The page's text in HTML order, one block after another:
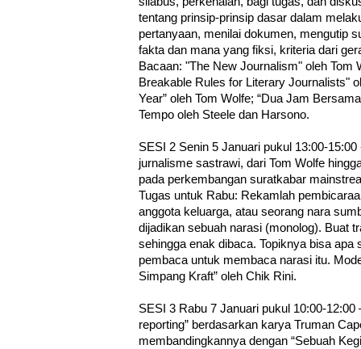
tentang prinsip-prinsip dasar dalam
pertanyaan, menilai dokumen, mengutip
fakta dan mana yang fiksi, kriteria dari
Bacaan: "The New Journalism" oleh Tom
Breakable Rules for Literary Journalists"
Year” oleh Tom Wolfe; “Dua Jam
Tempo oleh Steele dan Harsono.
SESI 2 Senin 5 Januari pukul 13:00-
jurnalisme sastrawi, dari Tom Wolfe
pada perkembangan suratkabar
Tugas untuk Rabu: Rekamlah
anggota keluarga, atau seorang nara
dijadikan sebuah narasi (monolog). Buat
sehingga enak dibaca. Topiknya bisa apa
pembaca untuk membaca narasi itu.
Simpang Kraft” oleh Chik Rini.
SESI 3 Rabu 7 Januari pukul 10:00-
reporting” berdasarkan karya Truman
membandingkannya dengan “Sebuah